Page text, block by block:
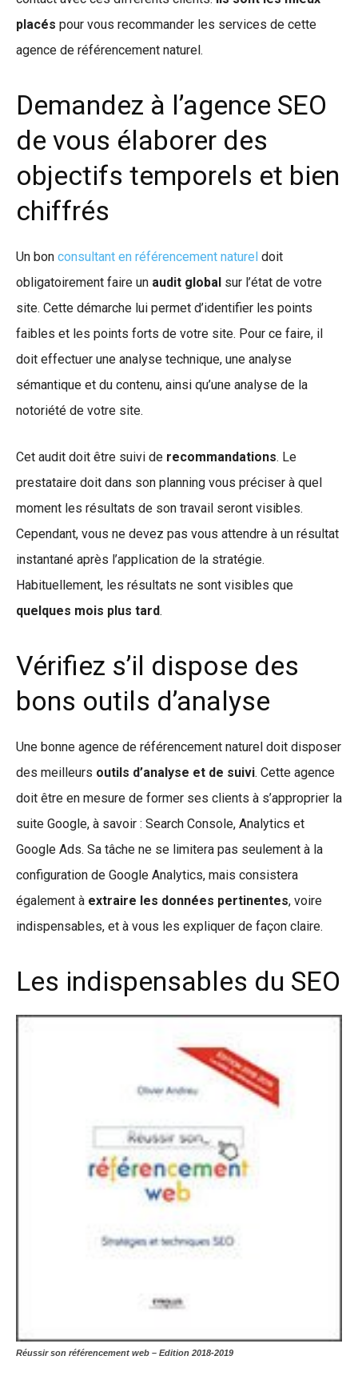
placés pour vous recommander les services de cette
agence de référencement naturel.
Demandez à l’agence SEO
de vous élaborer des
objectifs temporels et bien
chiffrés
Un bon consultant en référencement naturel doit
obligatoirement faire un audit global sur l’état de votre
site. Cette démarche lui permet d’identifier les points
faibles et les points forts de votre site. Pour ce faire, il
doit effectuer une analyse technique, une analyse
sémantique et du contenu, ainsi qu’une analyse de la
notoriété de votre site.
Cet audit doit être suivi de recommandations. Le
prestataire doit dans son planning vous préciser à quel
moment les résultats de son travail seront visibles.
Cependant, vous ne devez pas vous attendre à un résultat
instantané après l’application de la stratégie.
Habituellement, les résultats ne sont visibles que
quelques mois plus tard.
Vérifiez s’il dispose des
bons outils d’analyse
Une bonne agence de référencement naturel doit disposer
des meilleurs outils d’analyse et de suivi. Cette agence
doit être en mesure de former ses clients à s’approprier la
suite Google, à savoir : Search Console, Analytics et
Google Ads. Sa tâche ne se limitera pas seulement à la
configuration de Google Analytics, mais consistera
également à extraire les données pertinentes, voire
indispensables, et à vous les expliquer de façon claire.
Les indispensables du SEO
Réussir son référencement web – Edition 2018-2019